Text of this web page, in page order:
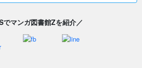
でマンガ図書館Zを紹介／